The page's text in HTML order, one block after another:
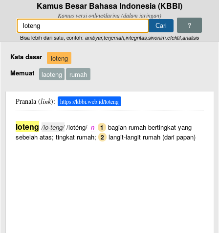
Kamus Besar Bahasa Indonesia (KBBI)
Kamus versi online/daring (dalam jaringan)
?
Bisa lebih dari satu, contoh: ambyar,terjemah,integritas,sinonim,efektif,analisis
Kata dasar
loteng
Memuat
laoteng rumah
Pranala (link): https://kbbi.web.id/loteng
loteng /lo·teng//loténg/ n 1 bagian rumah bertingkat yang
sebelah atas; tingkat rumah; 2 langit-langit rumah (dari papan)